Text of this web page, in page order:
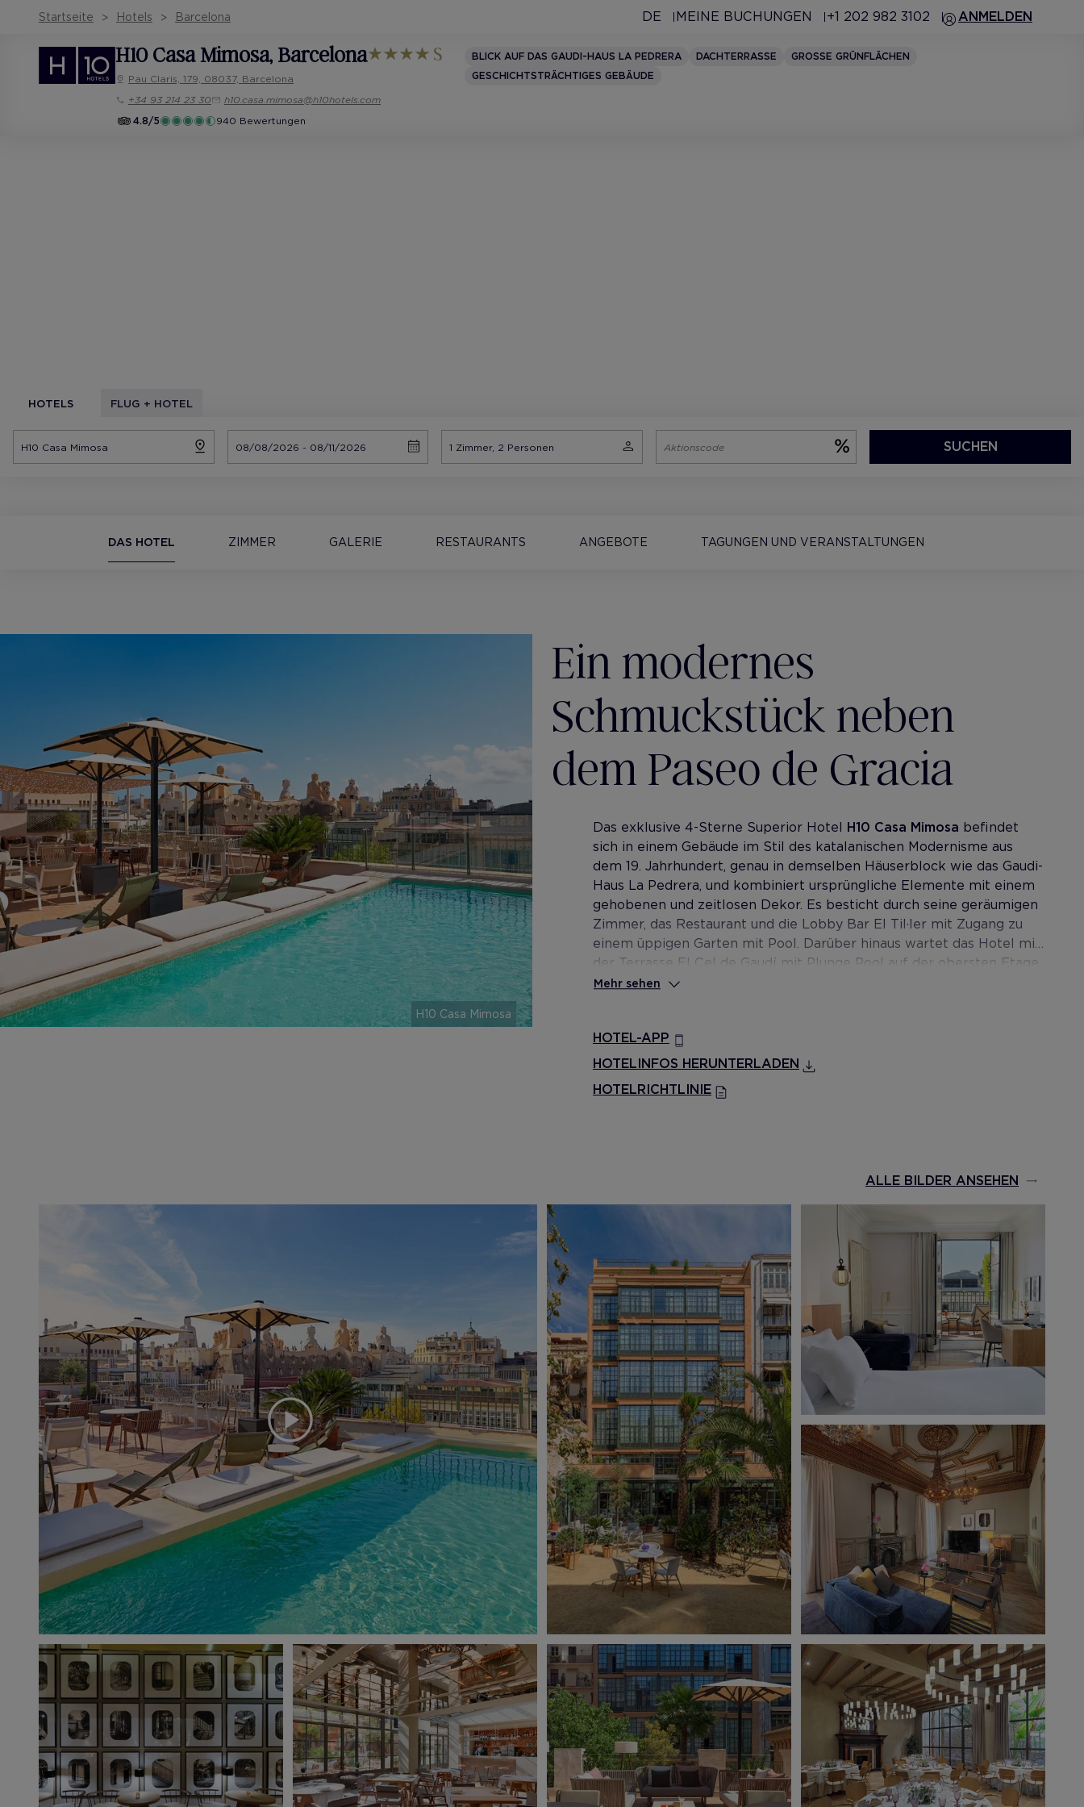
Startseite Hotels Barcelona DE MEINE BUCHUNGEN +1 202 982 3102 ANMELDEN
H10 Casa Mimosa, Barcelona BLICK AUF DAS GAUDI-HAUS LA PEDRERA DACHTERRASSE
GROSSE GRÜNFLÄCHEN
GESCHICHTSTRÄCHTIGES GEBÄUDE
Pau Claris, 179, 08037, Barcelona
+34 93 214 23 30
h10.casa.mimosa@h10hotels.com
4.8/5
940 Bewertungen
HOTELS FLUG + HOTEL
SUCHEN
DAS HOTEL ZIMMER GALERIE RESTAURANTS ANGEBOTE TAGUNGEN UND VERANSTALTUNGEN
H10 Casa Mimosa
Ein modernes
Schmuckstück neben
dem Paseo de Gracia
Das exklusive 4-Sterne Superior Hotel H10 Casa Mimosa befindet
sich in einem Gebäude im Stil des katalanischen Modernisme aus
dem 19. Jahrhundert, genau in demselben Häuserblock wie das Gaudi-
Haus La Pedrera, und kombiniert ursprüngliche Elemente mit einem
gehobenen und zeitlosen Dekor. Es besticht durch seine geräumigen
Zimmer, das Restaurant und die Lobby Bar El Til·ler mit Zugang zu
einem üppigen Garten mit Pool. Darüber hinaus wartet das Hotel mit
der Terrasse El Cel de Gaudí mit Plunge Pool auf der obersten Etage
und einer fantastischen Aussicht auf das Gaudi-Haus La Pedrera auf.
Mehr sehen
HOTEL-APP
HOTELINFOS HERUNTERLADEN
HOTELRICHTLINIE
ALLE BILDER ANSEHEN